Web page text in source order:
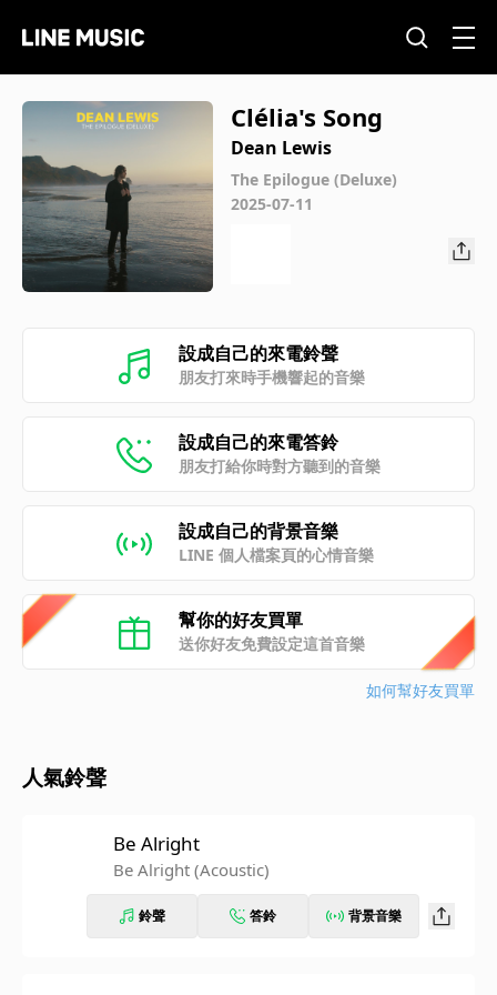
Clélia's Song
Dean Lewis
The Epilogue (Deluxe)
2025-07-11
設成自己的來電鈴聲
朋友打來時手機響起的音樂
設成自己的來電答鈴
朋友打給你時對方聽到的音樂
設成自己的背景音樂
LINE 個人檔案頁的心情音樂
幫你的好友買單
送你好友免費設定這首音樂
如何幫好友買單
人氣鈴聲
Be Alright
Be Alright (Acoustic)
鈴聲 答鈴 背景音樂